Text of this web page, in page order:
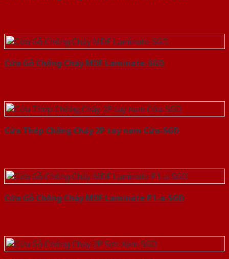
Cửa Gỗ Chống Cháy MDF Laminate-SGD
Cửa Thép Chống Cháy 2P tay nam Cửa-SGD
Cửa Gỗ Chống Cháy MDF Laminate P1-a-SGD